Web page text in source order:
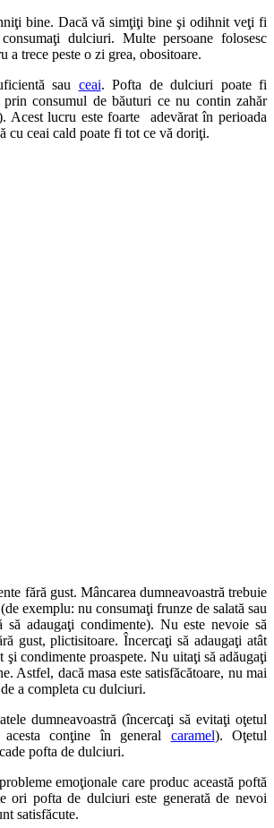
bine. Dacă vă simţiţi bine şi odihnit veţi fi
dulciuri. Multe persoane folosesc
a trece peste o zi grea, obositoare.
sau ceai. Pofta de dulciuri poate fi
prin consumul de băuturi ce nu contin zahăr
Acest lucru este foarte adevărat în perioada
cu ceai cald poate fi tot ce vă doriţi.
fără gust. Mâncarea dumneavoastră trebuie
exemplu: nu consumaţi frunze de salată sau
să adaugaţi condimente). Nu este nevoie să
gust, plictisitoare. Încercaţi să adaugaţi atât
şi condimente proaspete. Nu uitaţi să adăugaţi
Astfel, dacă masa este satisfăcătoare, nu mai
a completa cu dulciuri.
dumneavoastră (încercaţi să evitaţi oţetul
conţine în general caramel). Oţetul
pofta de dulciuri.
emoţionale care produc această poftă
ori pofta de dulciuri este generată de nevoi
satisfăcute.